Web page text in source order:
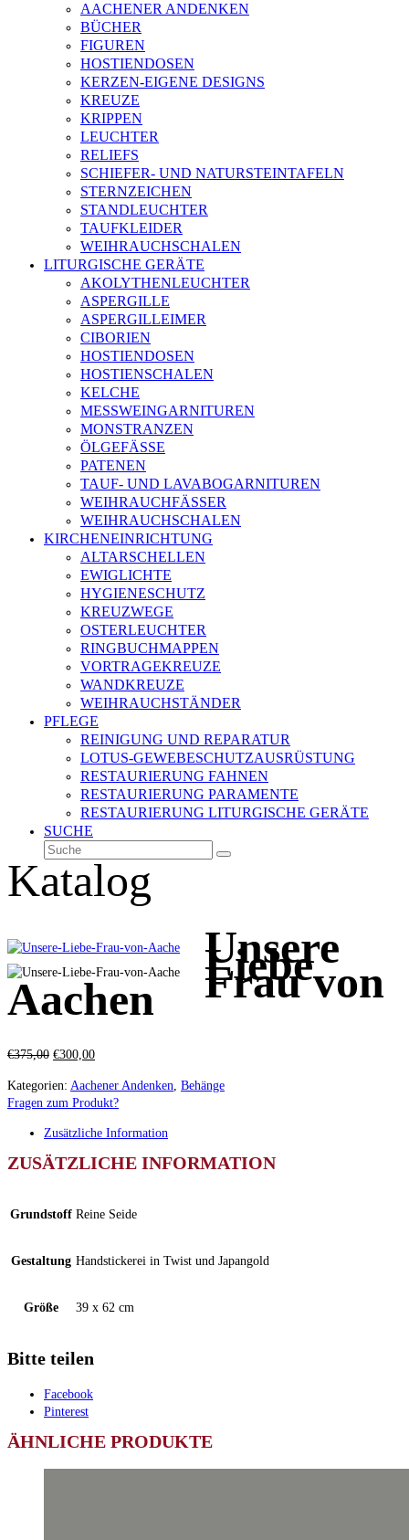
AACHENER ANDENKEN
BÜCHER
FIGUREN
HOSTIENDOSEN
KERZEN-EIGENE DESIGNS
KREUZE
KRIPPEN
LEUCHTER
RELIEFS
SCHIEFER- UND NATURSTEINTAFELN
STERNZEICHEN
STANDLEUCHTER
TAUFKLEIDER
WEIHRAUCHSCHALEN
LITURGISCHE GERÄTE
AKOLYTHENLEUCHTER
ASPERGILLE
ASPERGILLEIMER
CIBORIEN
HOSTIENDOSEN
HOSTIENSCHALEN
KELCHE
MESSWEINGARNITUREN
MONSTRANZEN
ÖLGEFÄSSE
PATENEN
TAUF- UND LAVABOGARNITUREN
WEIHRAUCHFÄSSER
WEIHRAUCHSCHALEN
KIRCHENEINRICHTUNG
ALTARSCHELLEN
EWIGLICHTE
HYGIENESCHUTZ
KREUZWEGE
OSTERLEUCHTER
RINGBUCHMAPPEN
VORTRAGEKREUZE
WANDKREUZE
WEIHRAUCHSTÄNDER
PFLEGE
REINIGUNG UND REPARATUR
LOTUS-GEWEBESCHUTZAUSRÜSTUNG
RESTAURIERUNG FAHNEN
RESTAURIERUNG PARAMENTE
RESTAURIERUNG LITURGISCHE GERÄTE
SUCHE
Suche
Senden
Katalog
Unsere
Liebe
Frau von
Aachen
€375,00 Ursprünglicher
war:
€375,00
€300,00Aktueller
ist:
€300,00.
Kategorien: Aachener Andenken, Behänge
Fragen zum Produkt?
Zusätzliche Information
ZUSÄTZLICHE INFORMATION
Grundstoff Reine Seide
Gestaltung Handstickerei in Twist und Japangold
Größe 39 x 62 cm
Bitte teilen
Facebook
Pinterest
ÄHNLICHE PRODUKTE